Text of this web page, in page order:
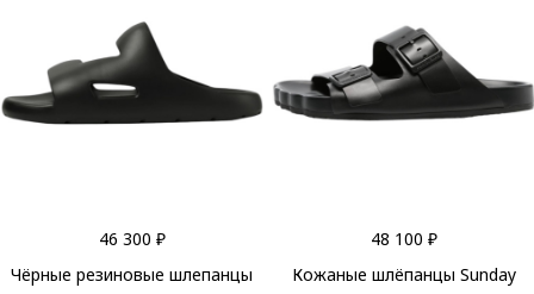
46 300 ₽
Чёрные резиновые шлепанцы
48 100 ₽
Кожаные шлёпанцы Sunday